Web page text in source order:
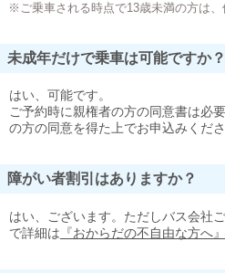
※ご乗車される時点で13歳未満の方は、
未成年だけで乗車は可能ですか？
はい、可能です。
ご予約時に親権者の方の同意書は必
の方の同意を得た上でお申込みくださ
障がい者割引はありますか？
はい、ございます。ただしバス会社
で詳細は 『おからだの不自由な方へ』